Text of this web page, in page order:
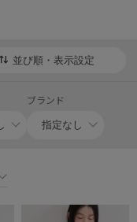
並び順・表示設定
ブランド